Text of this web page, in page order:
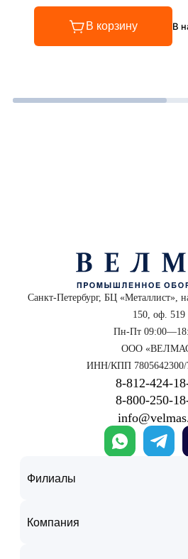
В корзину В
Санкт-Петербург, БЦ «Металлист»,
150, оф. 519
Пн-Пт
ООО
ИНН/КПП 7805642300/
Филиалы
Компания